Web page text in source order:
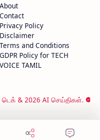
About
Contact
Privacy Policy
Disclaimer
Terms and Conditions
GDPR Policy for TECH
VOICE TAMIL
டெக் & 2026 AI செய்திகள்.